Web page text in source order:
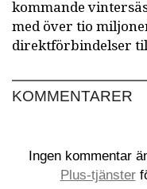
kommande
med över tio
direktförbindelser
KOMMENTARER
Ingen kommentar
Plus-tjänster